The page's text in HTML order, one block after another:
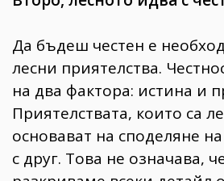
Да бъдеш честен е
лесни приятелства.
на два фактора: истина и
Приятелствата, които са
основават на споделяне
с друг. Това не означава,